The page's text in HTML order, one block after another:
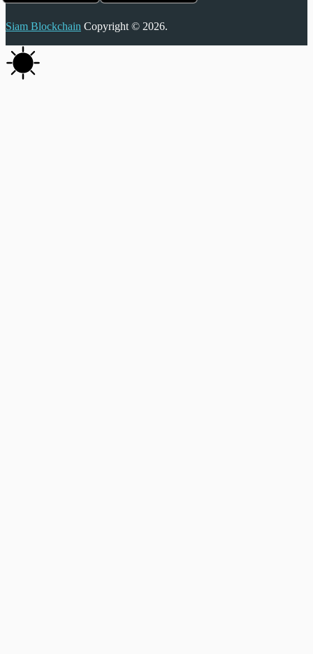
Siam Blockchain Copyright © 2026.